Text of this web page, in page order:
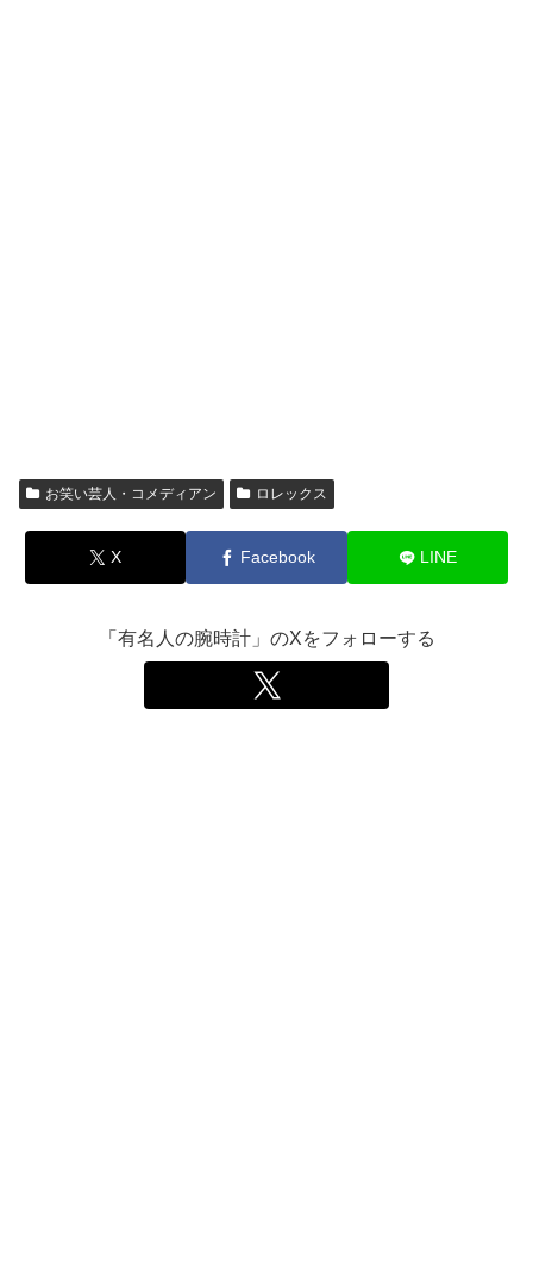
お笑い芸人・コメディアン ロレックス
X Facebook LINE
「有名人の腕時計」のXをフォローする